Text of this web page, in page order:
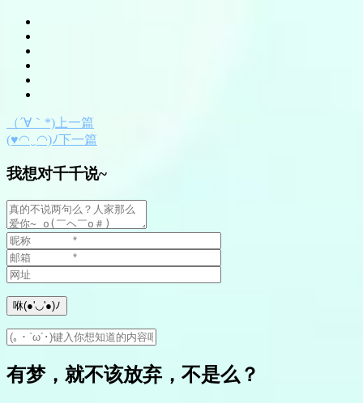
（´∀｀*)上一篇
(♥◠‿◠)ﾉ下一篇
我想对千千说~
有梦，就不该放弃，不是么？